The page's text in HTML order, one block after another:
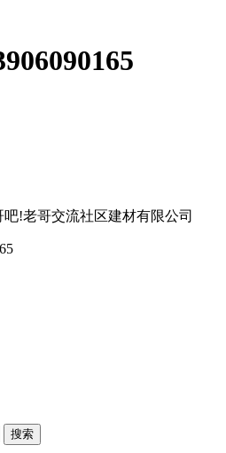
!老哥交流社区建材有限公司